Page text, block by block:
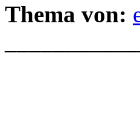
Thema von: